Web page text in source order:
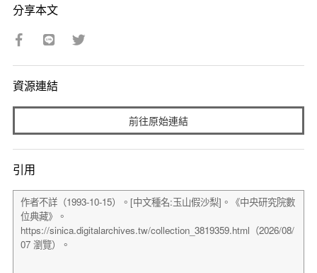
分享本文
資源連結
前往原始連結
引用